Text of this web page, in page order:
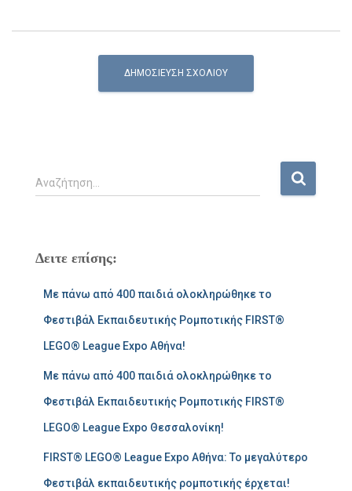
Α
ν
τ
Αναζήτηση…
Δειτε επίσης:
Με πάνω από 400 παιδιά ολοκληρώθηκε το
Φεστιβάλ Εκπαιδευτικής Ρομποτικής FIRST®
LEGO® League Expo Αθήνα!
Με πάνω από 400 παιδιά ολοκληρώθηκε το
Φεστιβάλ Εκπαιδευτικής Ρομποτικής FIRST®
LEGO® League Expo Θεσσαλονίκη!
FIRST® LEGO® League Expo Αθήνα: Το μεγαλύτερο
Φεστιβάλ εκπαιδευτικής ρομποτικής έρχεται!